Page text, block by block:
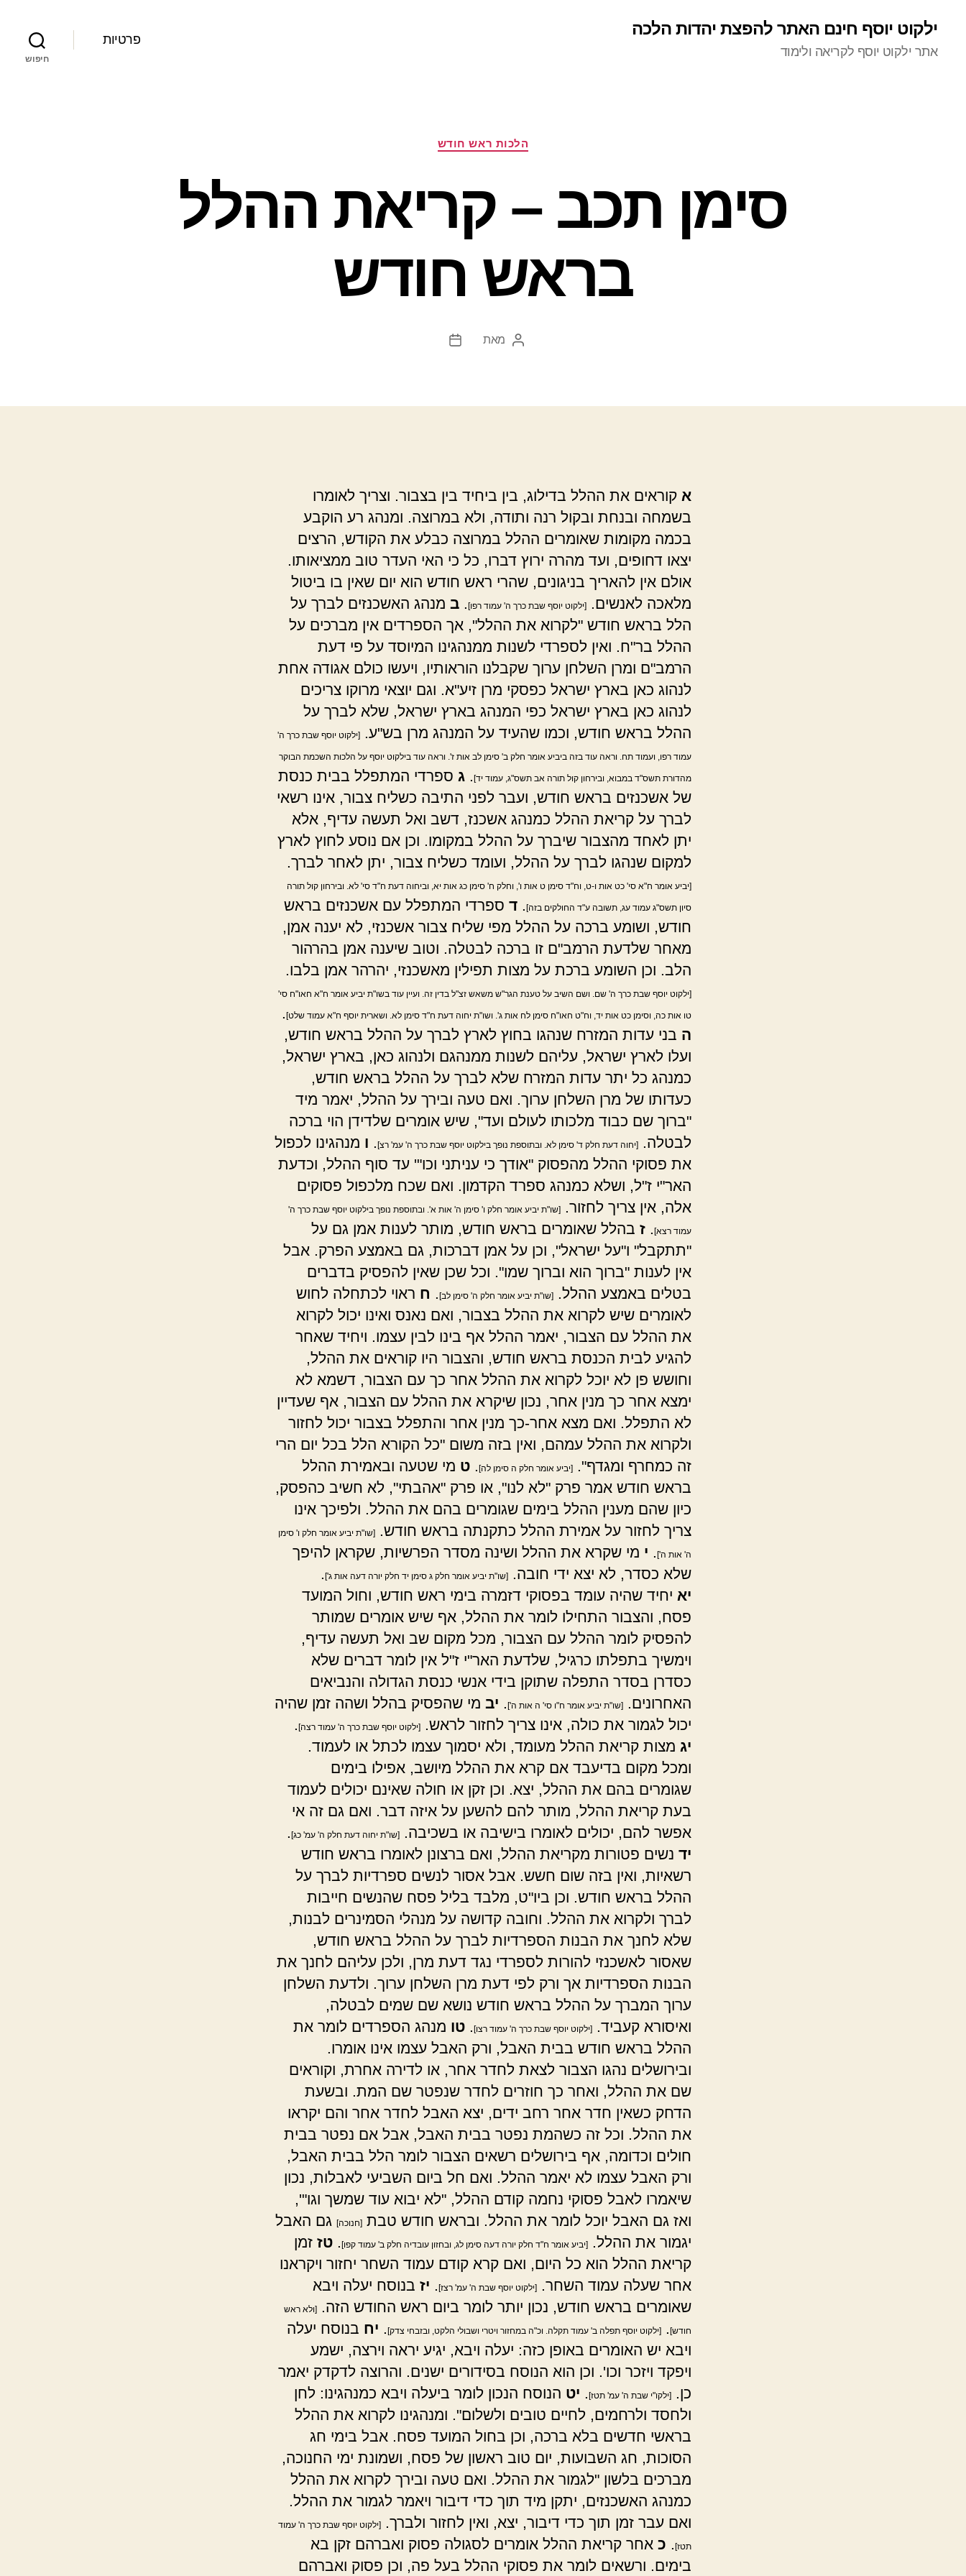
ילקוט יוסף חינם האתר להפצת יהדות הלכה
אתר ילקוט יוסף לקריאה ולימוד
פרטיות
חיפוש
קטגוריות
הלכות ראש חודש
סימן תכב – קריאת ההלל
בראש חודש
המחבר
מאת
תאריך
א קוראים את ההלל בדילוג, בין ביחיד בין בצבור. וצריך לאומרו
בשמחה ובנחת ובקול רנה ותודה, ולא במרוצה. ומנהג רע הוקבע
בכמה מקומות שאומרים ההלל במרוצה כבלע את הקודש, הרצים
יצאו דחופים, ועד מהרה ירוץ דברו, כל כי האי העדר טוב ממציאותו.
אולם אין להאריך בניגונים, שהרי ראש חודש הוא יום שאין בו ביטול
מלאכה לאנשים.
[ילקוט יוסף שבת כרך ה' עמוד רפו] ב מנהג האשכנזים לברך על
הלל בראש חודש "לקרוא את ההלל", אך הספרדים אין מברכים על
ההלל בר"ח. ואין לספרדי לשנות ממנהגינו המיוסד על פי דעת
הרמב"ם ומרן השלחן ערוך שקבלנו הוראותיו, ויעשו כולם אגודה אחת
לנהוג כאן בארץ ישראל כפסקי מרן זיע"א. וגם יוצאי מרוקו צריכים
לנהוג כאן בארץ ישראל כפי המנהג בארץ ישראל, שלא לברך על
ההלל בראש חודש, וכמו שהעיד על המנהג מרן בש"ע.
[ילקוט יוסף שבת כרך ה'
עמוד רפו, ועמוד תח. וראה עוד בזה ביביע אומר חלק ב' סימן לב אות ז'. וראה עוד בילקוט יוסף על הלכות השכמת הבוקר
מהדורת תשס"ד במבוא, ובירחון קול תורה אב תשס"ג, עמוד יד] ג ספרדי המתפלל בבית כנסת
של אשכנזים בראש חודש, ועבר לפני התיבה כשליח צבור, אינו רשאי
לברך על קריאת ההלל כמנהג אשכנז, דשב ואל תעשה עדיף, אלא
יתן לאחד מהצבור שיברך על ההלל במקומו. וכן אם נוסע לחוץ לארץ
למקום שנהגו לברך על ההלל, ועומד כשליח צבור, יתן לאחר לברך.
[יביע אומר ח"א סי' כט אות ו-ט, וח"ד סימן ט אות ו', וחלק ח' סימן כג אות יא, וביחוה דעת ח"ד סי' לא. ובירחון קול תורה
סיון תשס"ג עמוד עג, תשובה ע"ד החולקים בזה] ד ספרדי המתפלל עם אשכנזים בראש
חודש, ושומע ברכה על ההלל מפי שליח צבור אשכנזי, לא יענה אמן,
מאחר שלדעת הרמב"ם זו ברכה לבטלה. וטוב שיענה אמן בהרהור
הלב. וכן השומע ברכת על מצות תפילין מאשכנזי, יהרהר אמן בלבו.
[ילקוט יוסף שבת כרך ה' שם. ושם השיב על טענת הגר"ש משאש זצ"ל בדין זה. ועיין עוד בשו"ת יביע אומר ח"א חאו"ח סי'
טו אות כה, וסימן כט אות יד, וח"ט חאו"ח סימן לח אות ג'. ושו"ת יחוה דעת ח"ד סימן לא. ושארית יוסף ח"א עמוד שלט]
ה בני עדות המזרח שנהגו בחוץ לארץ לברך על ההלל בראש חודש,
ועלו לארץ ישראל, עליהם לשנות ממנהגם ולנהוג כאן, בארץ ישראל,
כמנהג כל יתר עדות המזרח שלא לברך על ההלל בראש חודש,
כעדותו של מרן השלחן ערוך. ואם טעה ובירך על ההלל, יאמר מיד
"ברוך שם כבוד מלכותו לעולם ועד", שיש אומרים שלדידן הוי ברכה
לבטלה.
[יחוה דעת חלק ד' סימן לא. ובתוספת נופך בילקוט יוסף שבת כרך ה' עמ' רצ] ו מנהגינו לכפול
את פסוקי ההלל מהפסוק "אודך כי עניתני וכו"' עד סוף ההלל, וכדעת
האר"י ז"ל, ושלא כמנהג ספרד הקדמון. ואם שכח מלכפול פסוקים
אלה, אין צריך לחזור.
[שו"ת יביע אומר חלק ו' סימן ה' אות א'. ובתוספת נופך בילקוט יוסף שבת כרך ה'
עמוד רצא] ז בהלל שאומרים בראש חודש, מותר לענות אמן גם על
"תתקבל" ו"על ישראל", וכן על אמן דברכות, גם באמצע הפרק. אבל
אין לענות "ברוך הוא וברוך שמו". וכל שכן שאין להפסיק בדברים
בטלים באמצע ההלל.
[שו"ת יביע אומר חלק ה' סימן לב] ח ראוי לכתחלה לחוש
לאומרים שיש לקרוא את ההלל בצבור, ואם נאנס ואינו יכול לקרוא
את ההלל עם הצבור, יאמר ההלל אף בינו לבין עצמו. ויחיד שאחר
להגיע לבית הכנסת בראש חודש, והצבור היו קוראים את ההלל,
וחושש פן לא יוכל לקרוא את ההלל אחר כך עם הצבור, דשמא לא
ימצא אחר כך מנין אחר, נכון שיקרא את ההלל עם הצבור, אף שעדיין
לא התפלל. ואם מצא אחר-כך מנין אחר והתפלל בצבור יכול לחזור
ולקרוא את ההלל עמהם, ואין בזה משום "כל הקורא הלל בכל יום הרי
זה כמחרף ומגדף".
[יביע אומר חלק ה סימן לה] ט מי שטעה ובאמירת ההלל
בראש חודש אמר פרק "לא לנו", או פרק "אהבתי", לא חשיב כהפסק,
כיון שהם מענין ההלל בימים שגומרים בהם את ההלל. ולפיכך אינו
צריך לחזור על אמירת ההלל כתקנתה בראש חודש.
[שו"ת יביע אומר חלק ו' סימן
ה' אות ה'] י מי שקרא את ההלל ושינה מסדר הפרשיות, שקראן להיפך
שלא כסדר, לא יצא ידי חובה.
[שו"ת יביע אומר חלק ג סימן יד חלק יורה דעה אות ג']
יא יחיד שהיה עומד בפסוקי דזמרה בימי ראש חודש, וחול המועד
פסח, והצבור התחילו לומר את ההלל, אף שיש אומרים שמותר
להפסיק לומר ההלל עם הצבור, מכל מקום שב ואל תעשה עדיף,
וימשיך בתפלתו כרגיל, שלדעת האר"י ז"ל אין לומר דברים שלא
כסדרן בסדר התפלה שתוקן בידי אנשי כנסת הגדולה והנביאים
האחרונים.
[שו"ת יביע אומר ח"ו סי' ה אות ה'] יב מי שהפסיק בהלל ושהה זמן שהיה
יכול לגמור את כולה, אינו צריך לחזור לראש.
[ילקוט יוסף שבת כרך ה' עמוד רצה]
יג מצות קריאת ההלל מעומד, ולא יסמוך עצמו לכתל או לעמוד.
ומכל מקום בדיעבד אם קרא את ההלל מיושב, אפילו בימים
שגומרים בהם את ההלל, יצא. וכן זקן או חולה שאינם יכולים לעמוד
בעת קריאת ההלל, מותר להם להשען על איזה דבר. ואם גם זה אי
אפשר להם, יכולים לאומרו בישיבה או בשכיבה.
[שו"ת יחוה דעת חלק ה' עמ' כג]
יד נשים פטורות מקריאת ההלל, ואם ברצונן לאומרו בראש חודש
רשאיות, ואין בזה שום חשש. אבל אסור לנשים ספרדיות לברך על
ההלל בראש חודש. וכן ביו"ט, מלבד בליל פסח שהנשים חייבות
לברך ולקרוא את ההלל. וחובה קדושה על מנהלי הסמינרים לבנות,
שלא לחנך את הבנות הספרדיות לברך על ההלל בראש חודש,
שאסור לאשכנזי להורות לספרדי נגד דעת מרן, ולכן עליהם לחנך את
הבנות הספרדיות אך ורק לפי דעת מרן השלחן ערוך. ולדעת השלחן
ערוך המברך על ההלל בראש חודש נושא שם שמים לבטלה,
ואיסורא קעביד.
[ילקוט יוסף שבת כרך ה' עמוד רצו] טו מנהג הספרדים לומר את
ההלל בראש חודש בבית האבל, ורק האבל עצמו אינו אומרו.
ובירושלים נהגו הצבור לצאת לחדר אחר, או לדירה אחרת, וקוראים
שם את ההלל, ואחר כך חוזרים לחדר שנפטר שם המת. ובשעת
הדחק כשאין חדר אחר רחב ידים, יצא האבל לחדר אחר והם יקראו
את ההלל. וכל זה כשהמת נפטר בבית האבל, אבל אם נפטר בבית
חולים וכדומה, אף בירושלים רשאים הצבור לומר הלל בבית האבל,
ורק האבל עצמו לא יאמר ההלל. ואם חל ביום השביעי לאבלות, נכון
שיאמרו לאבל פסוקי נחמה קודם ההלל, "לא יבוא עוד שמשך וגו"',
ואז גם האבל יוכל לומר את ההלל. ובראש חודש טבת [חנוכה] גם האבל
יגמור את ההלל.
[יביע אומר ח"ד חלק יורה דעה סימן לג, ובחזון עובדיה חלק ב' עמוד קפו] טז זמן
קריאת ההלל הוא כל היום, ואם קרא קודם עמוד השחר יחזור ויקראנו
אחר שעלה עמוד השחר.
[ילקוט יוסף שבת ה' עמ' רצז] יז בנוסח יעלה ויבא
שאומרים בראש חודש, נכון יותר לומר ביום ראש החודש הזה.
[ולא ראש
חודש] [ילקוט יוסף תפלה ב' עמוד תקלה. וכ"ה במחזור ויטרי ושבולי הלקט, ובזבחי צדק] יח בנוסח יעלה
ויבא יש האומרים באופן כזה: יעלה ויבא, יגיע יראה וירצה, ישמע
ויפקד ויזכר וכו'. וכן הוא הנוסח בסידורים ישנים. והרוצה לדקדק יאמר
כן.
[ילקו"י שבת ה' עמ' תטז] יט הנוסח הנכון לומר ביעלה ויבא כמנהגינו: לחן
ולחסד ולרחמים, לחיים טובים ולשלום". ומנהגינו לקרוא את ההלל
בראשי חדשים בלא ברכה, וכן בחול המועד פסח. אבל בימי חג
הסוכות, חג השבועות, יום טוב ראשון של פסח, ושמונת ימי החנוכה,
מברכים בלשון "לגמור את ההלל. ואם טעה ובירך לקרוא את ההלל
כמנהג האשכנזים, יתקן מיד תוך כדי דיבור ויאמר לגמור את ההלל.
ואם עבר זמן תוך כדי דיבור, יצא, ואין לחזור ולברך.
[ילקוט יוסף שבת כרך ה' עמוד
תטז] כ אחר קריאת ההלל אומרים לסגולה פסוק ואברהם זקן בא
בימים. ורשאים לומר את פסוקי ההלל בעל פה, וכן פסוק ואברהם